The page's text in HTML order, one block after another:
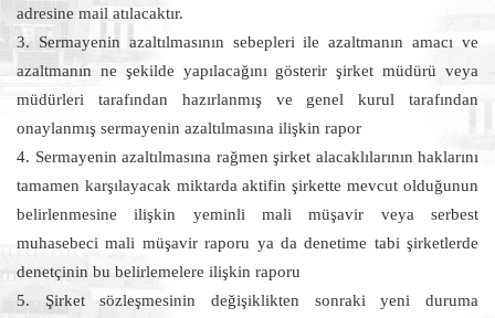
adresine mail atılacaktır.
3. Sermayenin azaltılmasının sebepleri ile azaltmanın amacı ve
azaltmanın ne şekilde yapılacağını gösterir şirket müdürü veya
müdürleri tarafından hazırlanmış ve genel kurul tarafından
onaylanmış sermayenin azaltılmasına ilişkin rapor
4. Sermayenin azaltılmasına rağmen şirket alacaklılarının haklarını
tamamen karşılayacak miktarda aktifin şirkette mevcut olduğunun
belirlenmesine ilişkin yeminli mali müşavir veya serbest
muhasebeci mali müşavir raporu ya da denetime tabi şirketlerde
denetçinin bu belirlemelere ilişkin raporu
5. Şirket sözleşmesinin değişiklikten sonraki yeni duruma